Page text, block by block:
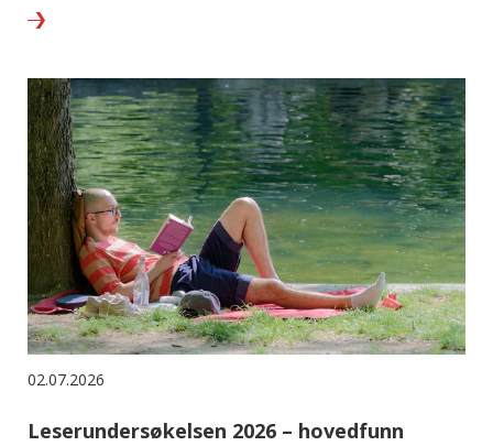
02.07.2026
Leserundersøkelsen 2026 – hovedfunn